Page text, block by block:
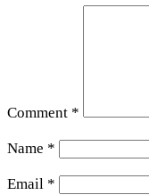
Comment *
Name *
Email *